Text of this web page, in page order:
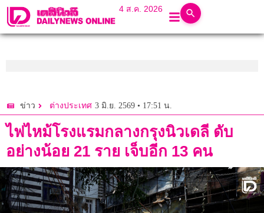
4 ส.ค. 2026
ข่าว ต่างประเทศ 3 มิ.ย. 2569 • 17:51 น.
ไฟไหม้โรงแรมกลางกรุงนิวเดลี ดับ
อย่างน้อย 21 ราย เจ็บอีก 13 คน